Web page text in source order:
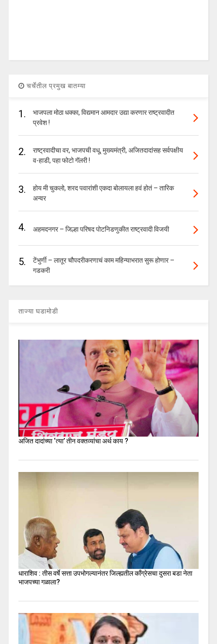
चर्चेतील प्रमुख बातम्या
1.
भाजपला मोठा धक्का, विद्यमान आमदार उद्या करणार राष्ट्रवादीत
प्रवेश !
2.
राष्ट्रवादीचा वर, भाजपची वधू, मुख्यमंत्री, अजितदादांसह सर्वपक्षीय
व-हाडी, पहा फोटो गॅलरी !
3.
होय मी चुकलो, शरद पवारांशी एकदा बोलायला हवं होतं – तारिक
अन्वर
4. अहमदनगर – जिल्हा परिषद पोटनिडणुकीत राष्ट्रवादी विजयी
5.
टेंभुर्णी – लातूर चौपदरीकरणाचं काम महिन्याभरात सुरू होणार –
गडकरी
ताज्या घडामोडी
अजित दादांच्या ‘त्या’ तीन वक्तव्यांचा अर्थ काय ?
धाराशिव : तीस वर्षे सत्ता उपभोगल्यानंतर जिल्ह्यतील कॉंग्रेसचा दुसरा बडा नेता
भाजपच्या गळाला?